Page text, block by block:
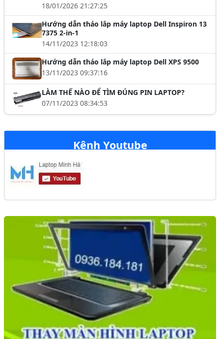
18/01/2026 21:27:25
Hướng dẫn tháo lắp máy laptop Dell Inspiron 13
7375 2-in-1
14/11/2023 12:18:03
Hướng dẫn tháo lắp máy laptop Dell XPS 9500
13/11/2023 09:37:16
LÀM THẾ NÀO ĐỂ TÌM ĐÚNG PIN LAPTOP?
07/11/2023 08:34:53
Kênh Youtube